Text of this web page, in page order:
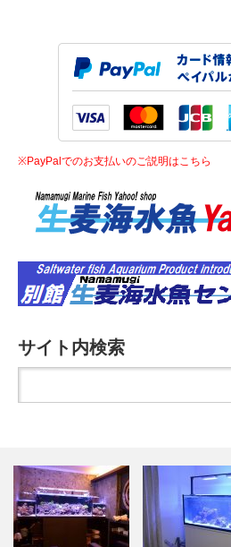
※PayPalでのお支払いのご説明はこちら
サイト内検索